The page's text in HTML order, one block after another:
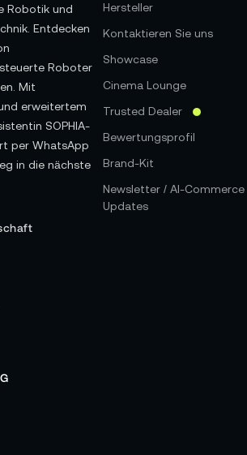
Robotik und
Entdecken
Roboter
Mit
erweitertem
SOPHIA-
per WhatsApp
in die nächste
Hersteller
Kontaktieren Sie uns
Showcase
Cinema Lounge
Trusted Dealer
Bewertungsprofil
Brand-Kit
Newsletter / AI-Commerce
Updates